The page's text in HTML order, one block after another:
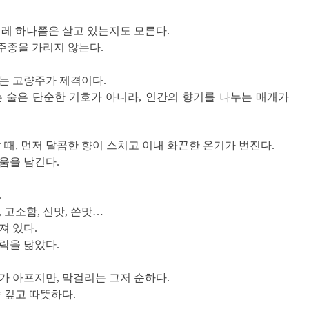
하나쯤은 살고 있는지도 모른다.
종을 가리지 않는다.
고량주가 제격이다.
술은 단순한 기호가 아니라, 인간의 향기를 나누는 매개가
, 먼저 달콤한 향이 스치고 이내 화끈한 온기가 번진다.
을 남긴다.
고소함, 신맛, 쓴맛…
있다.
을 닮았다.
아프지만, 막걸리는 그저 순하다.
깊고 따뜻하다.